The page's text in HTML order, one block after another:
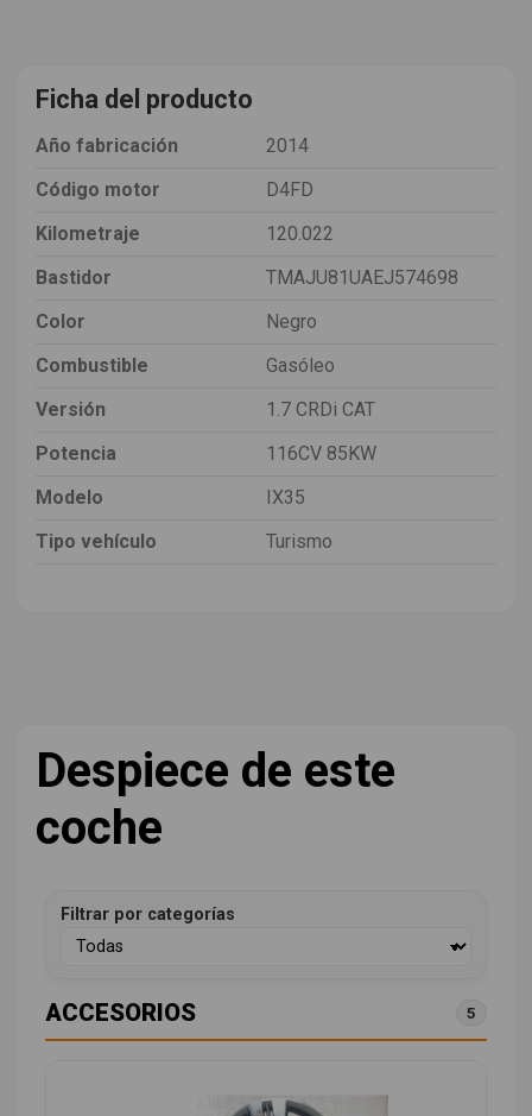
Ficha del producto
Año fabricación
2014
Código motor
D4FD
Kilometraje
120.022
Bastidor
TMAJU81UAEJ574698
Color
Negro
Combustible
Gasóleo
Versión
1.7 CRDi CAT
Potencia
116CV 85KW
Modelo
IX35
Tipo vehículo
Turismo
Despiece de este
coche
Filtrar por categorías
ACCESORIOS 5